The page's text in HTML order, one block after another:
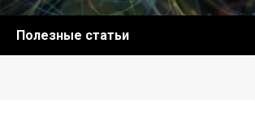
Полезные статьи